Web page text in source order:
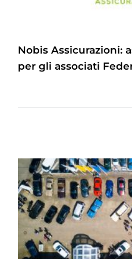
Nobis Assicurazioni:
per gli associati